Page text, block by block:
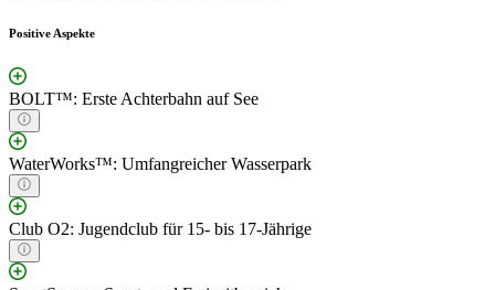
Positive Aspekte
BOLT™: Erste Achterbahn auf See
WaterWorks™: Umfangreicher Wasserpark
Club O2: Jugendclub für 15- bis 17-Jährige